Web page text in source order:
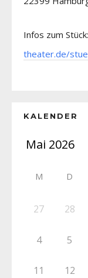
Infos zum Stück:
theater.de/
KALENDER
M D
27 28
4 5
11 12